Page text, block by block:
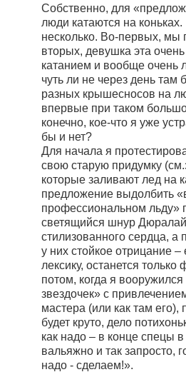
Собственно, для
люди катаются на
несколько. Во-первых, мы
вторых, девушка эта
катанием и вообще очень
чуть ли не через день там
разных крышесносов на
впервые при таком
конечно, кое-что я уже
бы и нет?
Для начала я
свою старую придумку
которые заливают лед на
предложение выдолбить
профессиональном льду»
светящийся шнур
стилизованного сердца, а
у них стойкое отрицание
лексику, останется
потом, когда я
звездочек» с
мастера (или как там его),
будет круто, дело
как надо – в конце спецы
вальяжно и так запросто,
надо - сделаем!».